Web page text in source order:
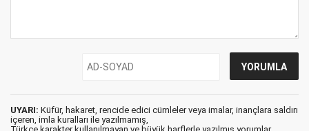
UYARI: Küfür, hakaret, rencide edici cümleler veya imalar, inançlara saldırı
içeren, imla kuralları ile yazılmamış,